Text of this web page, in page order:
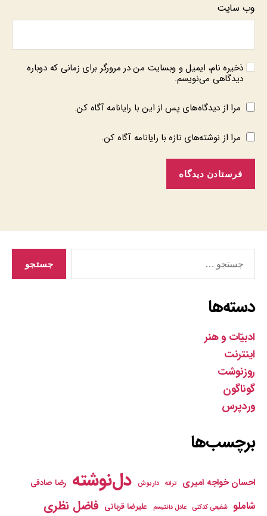
وب‌ سایت
ذخیره نام، ایمیل و وبسایت من در مرورگر برای زمانی که دوباره
دیدگاهی می‌نویسم.
مرا از دیدگاه‌های پس از این با رایانامه آگاه کن.
مرا از نوشته‌های تازه با رایانامه آگاه کن.
دسته‌ها
ادبیّات و هنر
اینترنت
روزنوشت
گوناگون
وردپرس
برچسب‌ها
احسان خواجه امیری ترانه داریوش دل‌نوشته رضا صادقی
شاملو شفیعی کدکنی عادل دانتیسم علیرضا قربانی فاضل نظری